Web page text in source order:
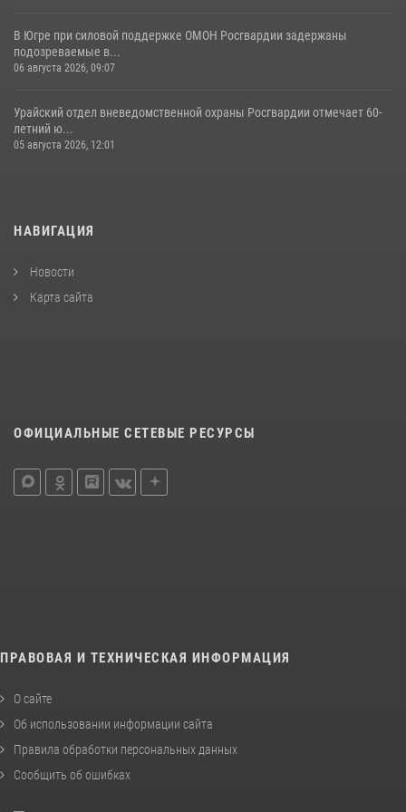
В Югре при силовой поддержке ОМОН Росгвардии задержаны
подозреваемые в...
06 августа 2026, 09:07
Урайский отдел вневедомственной охраны Росгвардии отмечает 60-
летний ю...
05 августа 2026, 12:01
НАВИГАЦИЯ
Новости
Карта сайта
ОФИЦИАЛЬНЫЕ СЕТЕВЫЕ РЕСУРСЫ
ПРАВОВАЯ И ТЕХНИЧЕСКАЯ ИНФОРМАЦИЯ
О сайте
Об использовании информации сайта
Правила обработки персональных данных
Сообщить об ошибках